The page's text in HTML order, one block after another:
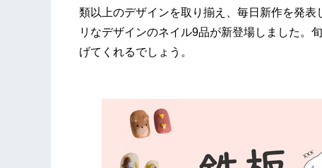
類以上のデザインを取り揃え、毎日新作を発
リなデザインのネイル9品が新登場しました。
げてくれるでしょう。